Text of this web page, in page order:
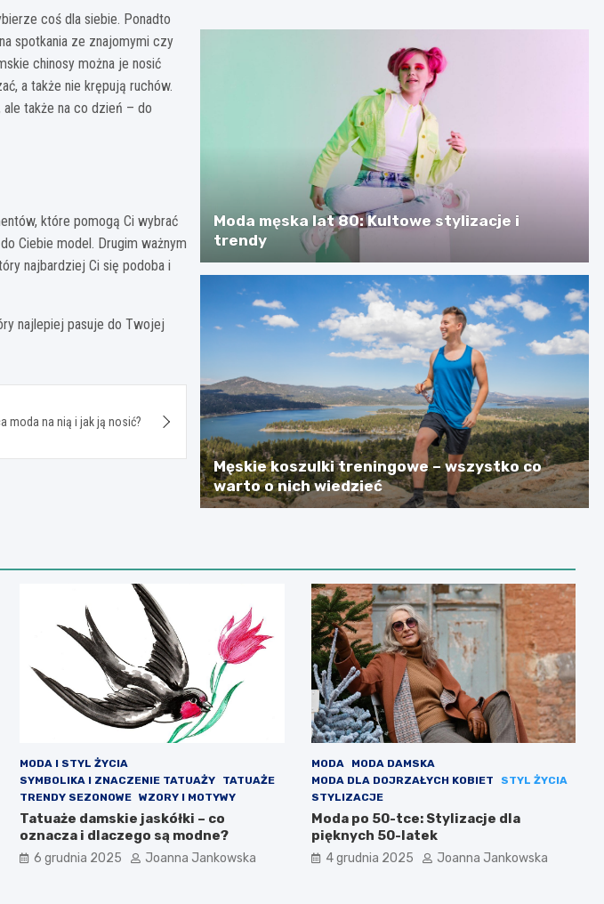
coś dla siebie. Ponadto
spotkania ze znajomymi czy
chinosy można je nosić
a także nie krępują ruchów.
także na co dzień – do
które pomogą Ci wybrać
Ciebie model. Drugim ważnym
najbardziej Ci się podoba i
najlepiej pasuje do Twojej
moda na nią i jak ją nosić?
Moda męska lat 80: Kultowe stylizacje i
trendy
Męskie koszulki treningowe – wszystko co
warto o nich wiedzieć
MODA I STYL ŻYCIA
SYMBOLIKA I ZNACZENIE TATUAŻY
TATUAŻE
TRENDY SEZONOWE WZORY I MOTYWY
Tatuaże damskie jaskółki – co
oznacza i dlaczego są modne?
6 grudnia 2025 Joanna Jankowska
MODA
MODA DAMSKA
MODA DLA DOJRZAŁYCH KOBIET
STYL ŻYCIA
STYLIZACJE
Moda po 50-tce: Stylizacje dla
pięknych 50-latek
4 grudnia 2025 Joanna Jankowska